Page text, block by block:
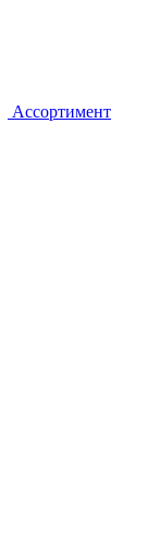
Ассортимент